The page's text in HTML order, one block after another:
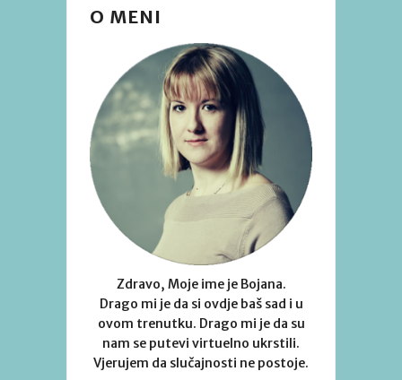
O MENI
Zdravo, Moje ime je Bojana.
Drago mi je da si ovdje baš sad i u
ovom trenutku. Drago mi je da su
nam se putevi virtuelno ukrstili.
Vjerujem da slučajnosti ne postoje.